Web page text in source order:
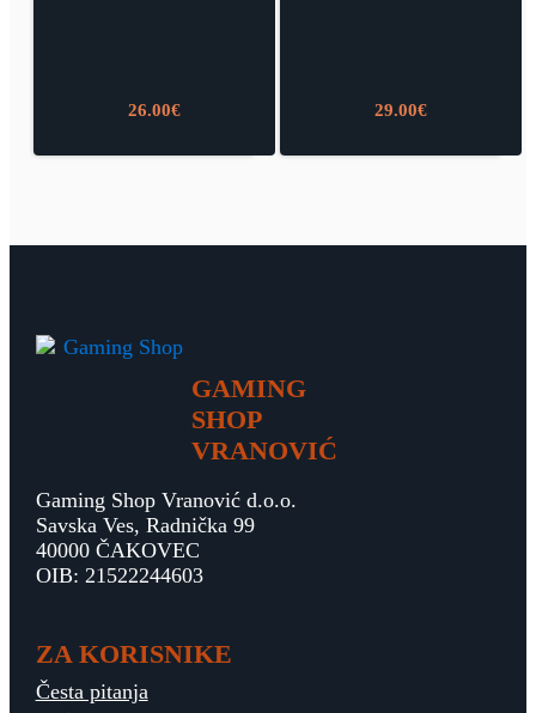
26.00€ 29.00€
GAMING
SHOP
VRANOVIĆ
Gaming Shop Vranović d.o.o.
Savska Ves, Radnička 99
40000 ČAKOVEC
OIB: 21522244603
ZA KORISNIKE
Česta pitanja